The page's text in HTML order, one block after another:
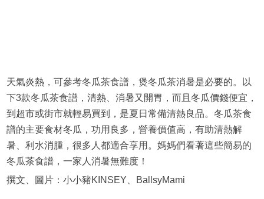
天氣炎熱，可參考冬瓜茶食譜，煲冬瓜茶消暑是必要的。以
下3款冬瓜茶食譜，清熱、消暑又開胃，而且冬瓜價錢便宜，
到超市或街市就輕易買到，是夏日常備清熱良品。冬瓜茶食
譜的主要食材冬瓜，功用良多，營養價值高，有助清熱解
暑、利水消腫，很多人都適合享用。媽媽們看著這些簡易的
冬瓜茶食譜，一家人消暑無難度！
撰文、圖片：小小豬KINSEY、BallsyMami